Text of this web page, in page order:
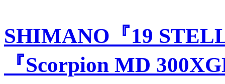
SHIMANO『19
『Scorpion MD